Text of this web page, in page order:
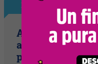
Plus
Autocrédito
a
parte de su